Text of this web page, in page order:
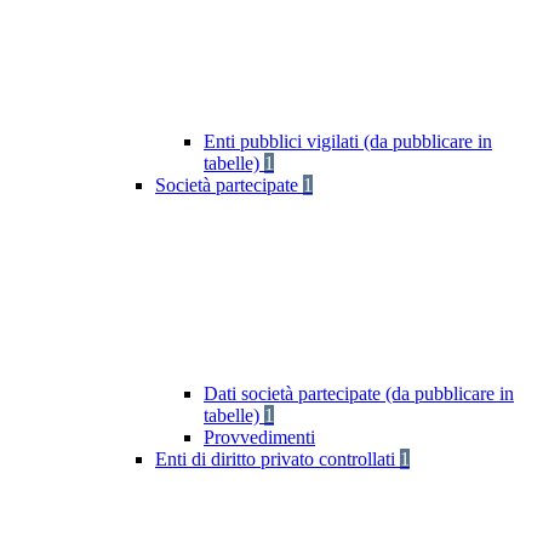
Enti pubblici vigilati (da pubblicare in
tabelle) 1
Società partecipate 1
Dati società partecipate (da pubblicare in
tabelle) 1
Provvedimenti
Enti di diritto privato controllati 1